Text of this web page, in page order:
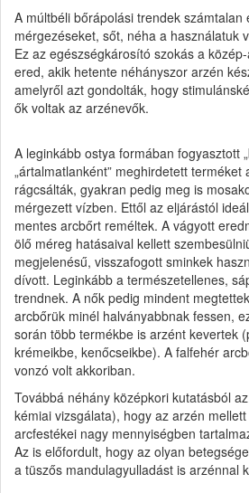
A múltbéli bőrápolási trendek számtalan
mérgezéseket, sőt, néha a használatuk
Ez az egészségkárosító szokás a
ered, akik hetente néhányszor arzén
amelyről azt gondolták, hogy
ők voltak az arzénevők. ​
A leginkább ostya formában fogyasztott
„ártalmatlanként” meghirdetett terméket
rágcsálták, gyakran pedig meg is
mérgezett vízben. Ettől az eljárástól
mentes arcbőrt reméltek. A vágyott
ölő méreg hatásaival kellett
megjelenésű, visszafogott sminkek
dívott. Leginkább a természetellenes,
trendnek. A nők pedig mindent
arcbőrük minél halványabbnak fessen,
során több termékbe is arzént kevertek
krémeikbe, kenőcseikbe). A falfehér
vonzó volt akkoriban.
Továbbá néhány középkori kutatásból
kémiai vizsgálata), hogy az arzén
arcfestékei nagy mennyiségben
Az is előfordult, hogy az olyan
a tüszős mandulagyulladást is arzénnal